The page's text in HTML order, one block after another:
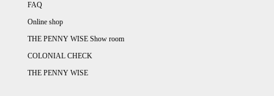
FAQ
Online shop
THE PENNY WISE Show room
COLONIAL CHECK
THE PENNY WISE